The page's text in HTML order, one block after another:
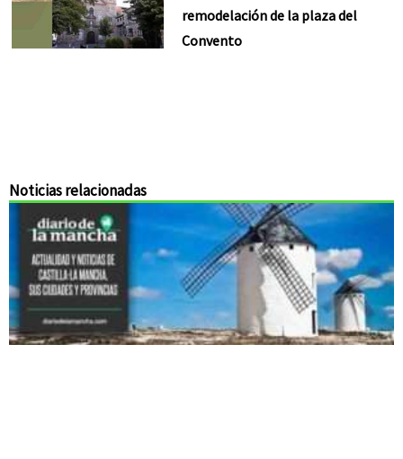
remodelación de la plaza del
Convento
Noticias relacionadas